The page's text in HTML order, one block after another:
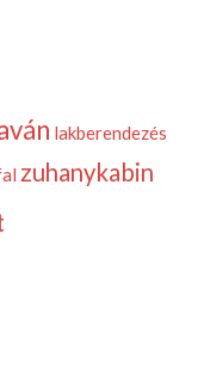
lakberendezés
zuhanykabin